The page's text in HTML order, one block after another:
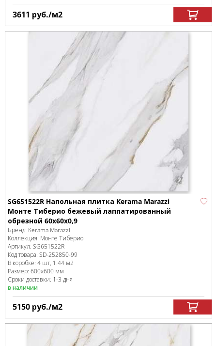
3611 руб./м2
SG651522R Напольная плитка Kerama Marazzi
Монте Тиберио бежевый лаппатированный
обрезной 60x60x0,9
Бренд: Kerama Marazzi
Коллекция: Монте Тиберио
Артикул: SG651522R
Код товара: SD-252850-99
В коробке: 4 шт, 1.44 м2
Размер: 600x600 мм
Сроки доставки: 1-3 дня
в наличии
5150 руб./м2